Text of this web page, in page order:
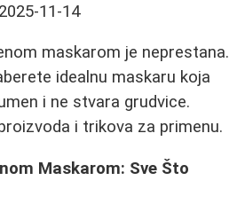
2025-11-14
maskarom je neprestana.
idealnu maskaru koja
i ne stvara grudvice.
i trikova za primenu.
Maskarom: Sve Što